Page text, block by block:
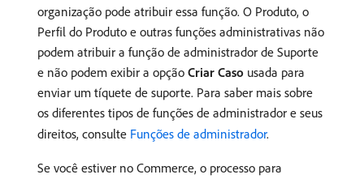
organização pode atribuir essa função. O Produto, o
Perfil do Produto e outras funções administrativas não
podem atribuir a função de administrador de Suporte
e não podem exibir a opção Criar Caso usada para
enviar um tíquete de suporte. Para saber mais sobre
os diferentes tipos de funções de administrador e seus
direitos, consulte Funções de administrador.
Se você estiver no Commerce, o processo para